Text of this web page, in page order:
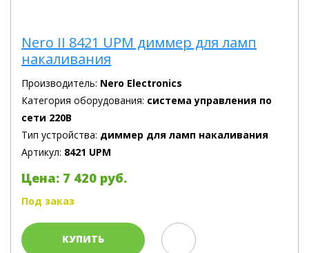
Nero II 8421 UPM диммер для ламп
накаливания
Производитель: Nero Electronics
Категория оборудования: система управления по
сети 220В
Тип устройства: диммер для ламп накаливания
Артикул: 8421 UPM
Цена: 7 420 руб.
Под заказ
КУПИТЬ